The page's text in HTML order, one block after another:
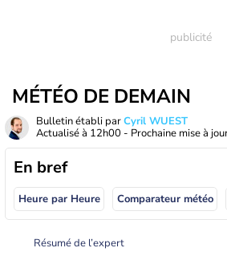
MÉTÉO DE DEMAIN
Bulletin établi parCyril WUEST
Actualisé à 12h00 - Prochaine mise à
En bref
Heure par Heure Comparateur météo
Résumé de l’expert